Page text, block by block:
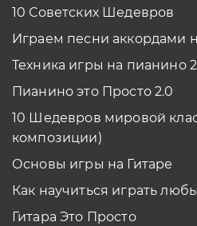
помощью
10 Советских Шедевров
Играем песни аккордами
Техника игры на пианино
Пианино это Просто 2.0
10 Шедевров мировой
композиции)
Основы игры на Гитаре
Как научиться играть
Гитара Это Просто